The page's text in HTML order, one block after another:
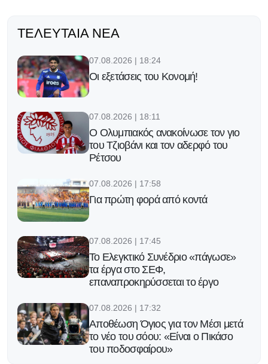
ΤΕΛΕΥΤΑΊΑ ΝΈΑ
07.08.2026 | 18:24
Οι εξετάσεις του Κονομή!
07.08.2026 | 18:11
Ο Ολυμπιακός ανακοίνωσε τον γιο
του Τζιοβάνι και τον αδερφό του
Ρέτσου
07.08.2026 | 17:58
Για πρώτη φορά από κοντά
07.08.2026 | 17:45
Το Ελεγκτικό Συνέδριο «πάγωσε»
τα έργα στο ΣΕΦ,
επαναπροκηρύσσεται το έργο
07.08.2026 | 17:32
Αποθέωση Όγιος για τον Μέσι μετά
το νέο του σόου: «Είναι ο Πικάσο
του ποδοσφαίρου»